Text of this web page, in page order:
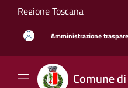
Salta al contenuto principale
Regione Toscana
Amministrazione
Comune